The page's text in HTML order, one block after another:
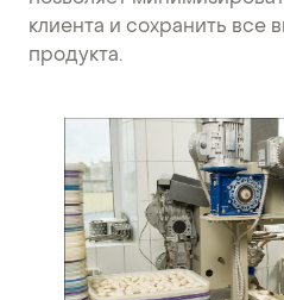
клиента и сохранить все
продукта.